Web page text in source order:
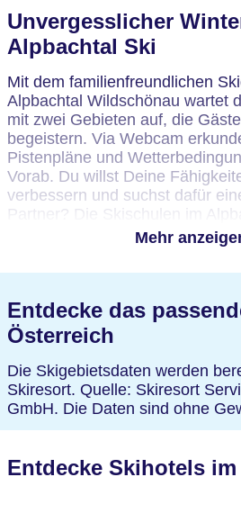
Unvergesslicher
Alpbachtal Ski
Mit dem familienfreundlichen
Alpbachtal Wildschönau wartet
mit zwei Gebieten auf, die
begeistern. Via Webcam
Pistenpläne und
Vorab. Du willst Deine
verbessern und suchst dafür
Partner? Die Skischulen im
Skipässe für das Alpbachtal
ganze Saison aus. Wer im
bei TUI bereits bei der Buchung
und nützliche Tipps. Dazu
Alpbachtal, eine Karte des
Skiliften oder Skischulen im
ausleihen und Dich dafür
Mehr
Entdecke das
Österreich
Die Skigebietsdaten werden
Skiresort. Quelle: Skiresort
GmbH. Die Daten sind ohne
Entdecke Skihotels